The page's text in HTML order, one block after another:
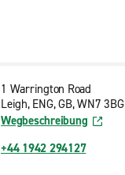
1 Warrington Road
Leigh, ENG, GB, WN7 3BG
Wegbeschreibung
+44 1942 294127